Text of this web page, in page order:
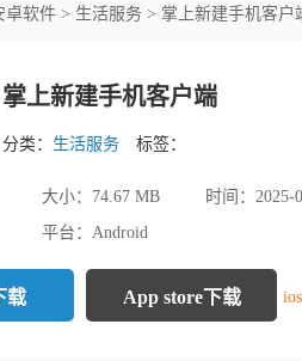
卓软件 > 生活服务 > 掌上新建手机客户
掌上新建手机客户端
分类： 生活服务 标签：
大小： 74.67 MB 时间： 2025-
平台： Android
载 App store下载